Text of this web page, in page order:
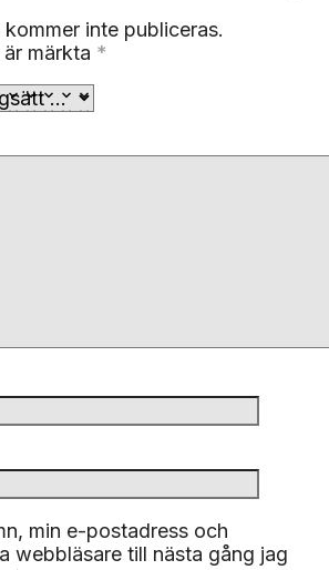
inte publiceras.
märkta *
min e-postadress och
webbläsare till nästa gång jag